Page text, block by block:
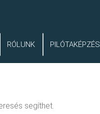
RÓLUNK PILÓTAKÉPZÉS
segíthet.